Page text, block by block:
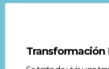
Transformación